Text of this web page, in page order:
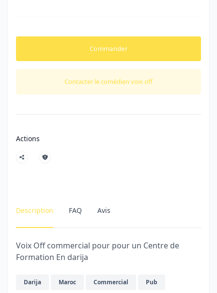
Commander
Contacter le comédien voix off
Actions
Description FAQ Avis
Voix Off commercial pour pour un Centre de
Formation En darija
Darija Maroc Commercial Pub